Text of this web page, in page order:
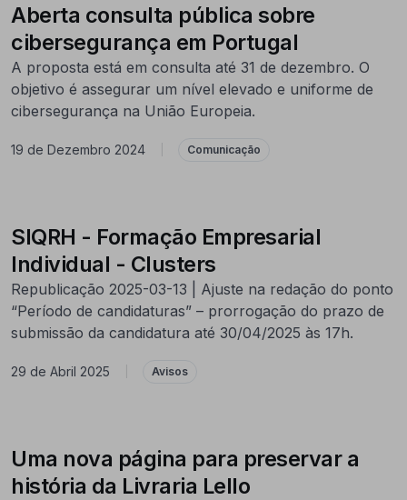
Aberta consulta pública sobre
cibersegurança em Portugal
A proposta está em consulta até 31 de dezembro. O
objetivo é assegurar um nível elevado e uniforme de
cibersegurança na União Europeia.
19 de Dezembro 2024 Comunicação
SIQRH - Formação Empresarial
Individual - Clusters
Republicação 2025-03-13 | Ajuste na redação do ponto
“Período de candidaturas” – prorrogação do prazo de
submissão da candidatura até 30/04/2025 às 17h.
29 de Abril 2025 Avisos
Uma nova página para preservar a
história da Livraria Lello